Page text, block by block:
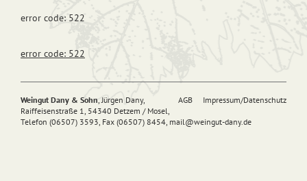
error code: 522
error code: 522
AGB Impressum/Datenschutz
Weingut Dany & Sohn, Jürgen Dany,
Raiffeisenstraße 1, 54340 Detzem / Mosel,
Telefon (06507) 3593, Fax (06507) 8454, mail@weingut-dany.de